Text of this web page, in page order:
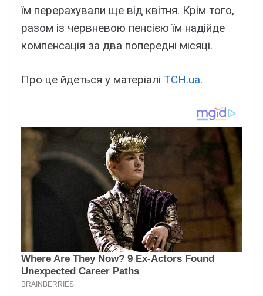
їм перерахували ще від квітня. Крім того,
разом із червневою пенсією їм надійде
компенсація за два попередні місяці.
Про це йдеться у матеріалі ТСН.ua.